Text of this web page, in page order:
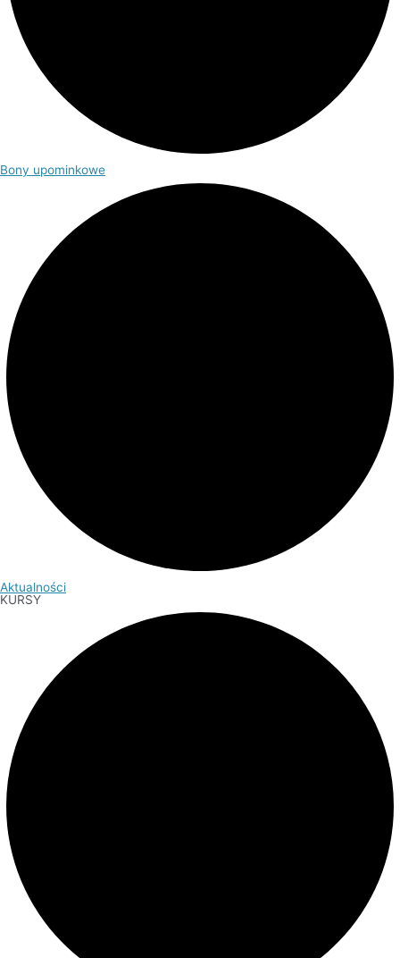
Bony upominkowe
Aktualności
KURSY